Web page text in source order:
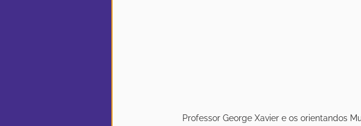
Professor George Xavier e os orientandos